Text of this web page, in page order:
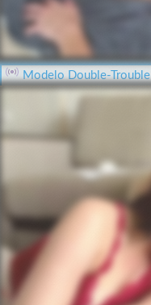
Modelo Double-Trouble